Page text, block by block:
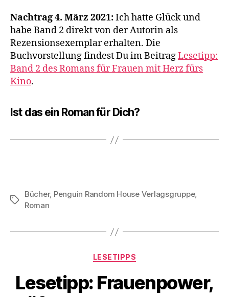
Nachtrag 4. März 2021:Ich hatte Glück und
habe Band 2 direkt von der Autorin als
Rezensionsexemplar erhalten. Die
Buchvorstellung findest Du im BeitragLesetipp:
Band 2 des Romans für Frauen mit Herz fürs
Kino.
Ist das ein Roman für Dich?
Schlagwörter
Bücher, Penguin Random House Verlagsgruppe,
Roman
Kategorien
LESETIPPS
Lesetipp: Frauenpower,